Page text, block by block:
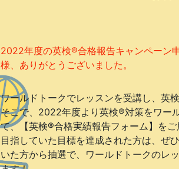
2022年度の英検®合格報告キャンペーン
様、ありがとうございました。
ワールドトークでレッスンを受講し、英
そこで、2022年度より英検®対策をワー
て、【英検®合格実績報告フォーム】を
目指していた目標を達成された方は、ぜ
いた方から抽選で、ワールドトークのレ